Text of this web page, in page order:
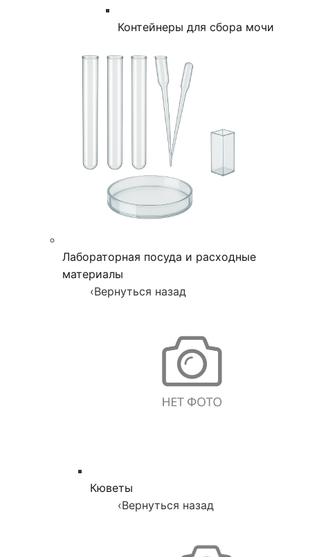
Контейнеры для сбора мочи
Лабораторная посуда и расходные
материалы
‹Вернуться назад
Кюветы
‹Вернуться назад